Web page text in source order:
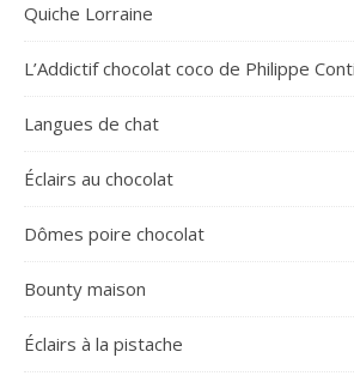
Quiche Lorraine
L’Addictif chocolat coco de Philippe
Langues de chat
Éclairs au chocolat
Dômes poire chocolat
Bounty maison
Éclairs à la pistache